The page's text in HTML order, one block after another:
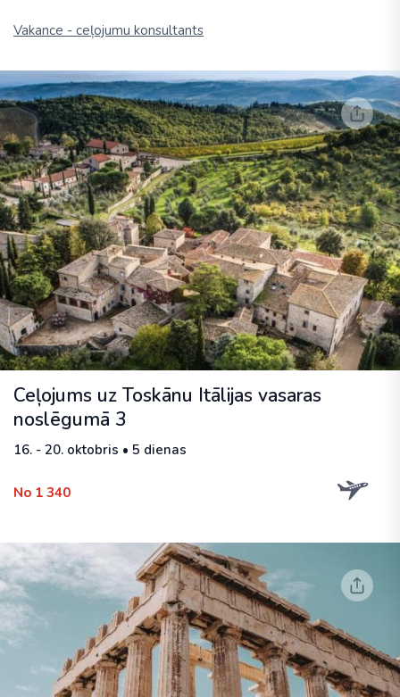
Vakance - ceļojumu konsultants
Ceļojums uz Toskānu Itālijas vasaras
noslēgumā 3
16. - 20. oktobris • 5 dienas
No 1 340